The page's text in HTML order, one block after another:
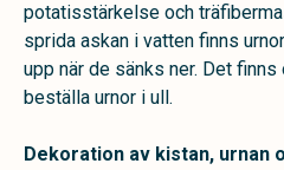
potatisstärkelse och
sprida askan i vatten finns
upp när de sänks ner. Det
beställa urnor i ull.
Dekoration av kistan, urnan